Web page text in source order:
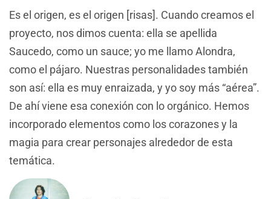
Es el origen, es el origen [risas]. Cuando creamos el
proyecto, nos dimos cuenta: ella se apellida
Saucedo, como un sauce; yo me llamo Alondra,
como el pájaro. Nuestras personalidades también
son así: ella es muy enraizada, y yo soy más “aérea”.
De ahí viene esa conexión con lo orgánico. Hemos
incorporado elementos como los corazones y la
magia para crear personajes alrededor de esta
temática.